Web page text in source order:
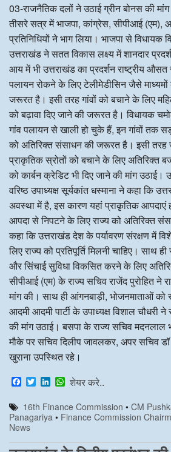
03-राजनैतिक दलों ने उठाई ग्रीन बोनस की मांग
तीसरे सत्र में भाजपा, कांग्रेस, सीपीआई (एम),
प्रतिनिधियों ने भाग लिया। भाजपा से विधायक
उत्तराखंड ने सतत विकास लक्ष्य में शानदार
आय में भी उत्तराखंड का प्रदर्शन राष्ट्रीय
पलायन रोकने के लिए टेलीमेडीसिन जैसे
जरूरत है। इसी तरह गांवों को बचाने के लिए
को बढ़ावा दिए जाने की जरूरत है। विधायक
गांव पलायन से खाली हो चुके हैं, इन गांवों तक
को अतिरिक्त संसाधन की जरूरत है। इसी
प्राकृतिक स्रोतों को बचाने के लिए अतिरिक्त
को कार्बन क्रेडिट भी दिए जाने की मांग
वरिष्ठ उपाध्यक्ष सूर्यकांत धस्माना ने कहा कि
अवस्था में है, इस कारण यहां प्राकृतिक आपदाएं
आपदा से निपटने के लिए राज्य को अतिरिक्त
कहा कि उत्तराखंड देश के पर्यावरण संरक्षण में
लिए राज्य को प्रतिपूर्ति मिलनी चाहिए। साथ
और सिंचाई सुविधा विकसित करने के लिए
सीपीआई (एम) के राज्य सचिव राजेंद पुरोहित ने
मांग की। साथ ही आंगनबाड़ी, भोजनमाताओं को
आदमी आदमी पार्टी के उपाध्यक्ष विशाल चौधरी
की मांग उठाई। बसपा के राज्य सचिव
मौके पर सचिव दिलीप जावलकर, अपर सचिव
खुराना उपस्थित रहे।
F
a
c
e
b
o
o
k
T
w
i
t
t
r
L
k
e
I
n
W
t
s
p
p
शेयर करे..
16th Finance Commission •CM
Panagariya • Finance Commission
News